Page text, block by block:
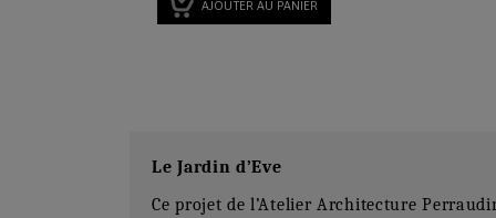
AJOUTER AU PANIER
Le Jardin d’Eve
Ce projet de l’Atelier Architecture